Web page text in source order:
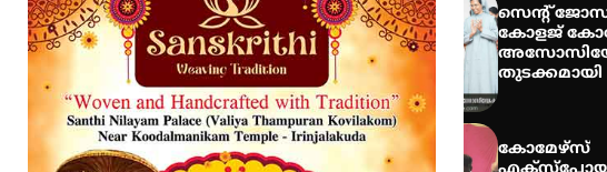
Latest
Exclusive
Sanchari
Contact
സെന്റ്
കോളജ്
തുടക്കമായി
കോമേഴ്സ്